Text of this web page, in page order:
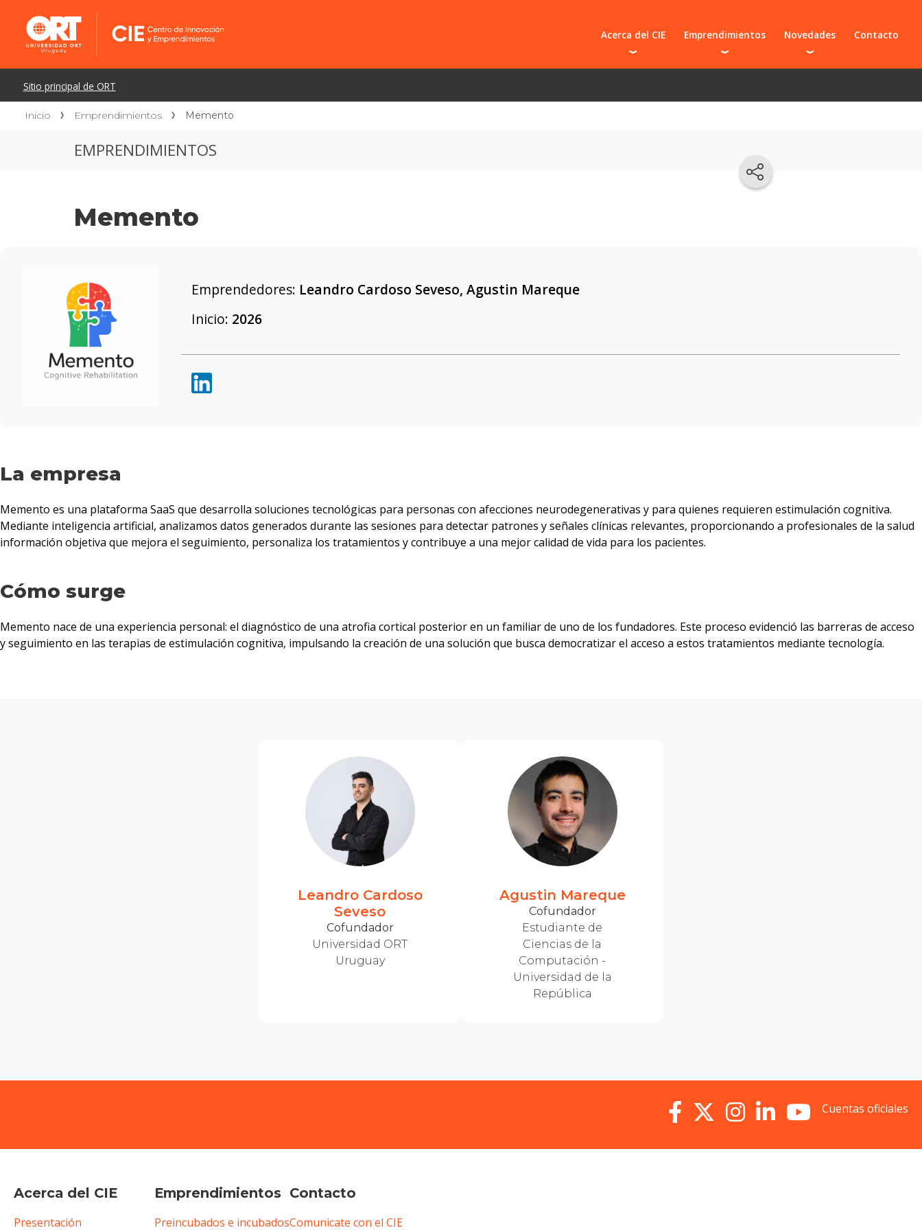
Acerca del CIE
Libro Emprendedores
Emprendimientos
Preincubados e incubados
Sumate a un emprendimiento
Novedades
Novedades del CIE
Contacto
Inicio Emprendimientos Memento
EMPRENDIMIENTOS
Memento
Emprendedores: Leandro Cardoso Seveso, Agustin Mareque
Inicio: 2026
La empresa
Memento es una plataforma SaaS que desarrolla soluciones tecnológicas para personas con afecciones neurodegenerativas y para quienes requieren estimulación cognitiva.
Mediante inteligencia artificial, analizamos datos generados durante las sesiones para detectar patrones y señales clínicas relevantes, proporcionando a profesionales de la salud
información objetiva que mejora el seguimiento, personaliza los tratamientos y contribuye a una mejor calidad de vida para los pacientes.
Cómo surge
Memento nace de una experiencia personal: el diagnóstico de una atrofia cortical posterior en un familiar de uno de los fundadores. Este proceso evidenció las barreras de acceso
y seguimiento en las terapias de estimulación cognitiva, impulsando la creación de una solución que busca democratizar el acceso a estos tratamientos mediante tecnología.
Cofundador
Leandro Cardoso
Seveso
Universidad ORT
Uruguay
Cofundador
Agustin Mareque
Estudiante de
Ciencias de la
Computación -
Universidad de la
República
Acerca del CIE
Presentación
Emprendimientos
Preincubados e incubados
Contacto
Comunicate con el CIE
Cuentas oficiales